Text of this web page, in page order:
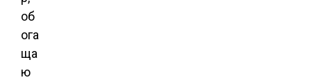
об
ога
ща
ю